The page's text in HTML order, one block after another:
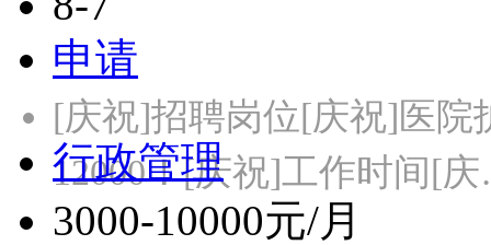
申请
[庆祝]招聘岗位[庆祝]医院
12000！[庆祝]工作时间[
行政管理
3000-10000元/月